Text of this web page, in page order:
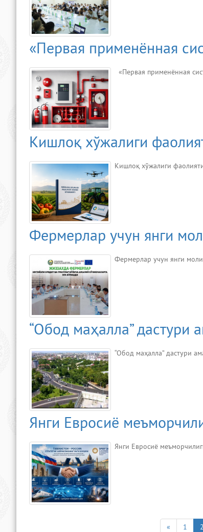
«Первая применённая
«Первая применённая
Кишлоқ хўжалиги
Кишлоқ хўжалиги
Фермерлар учун янги
Фермерлар учун янги
“Обод маҳалла” дастури
“Обод маҳалла” дастури
Янги Евросиё
Янги Евросиё
« 1 2